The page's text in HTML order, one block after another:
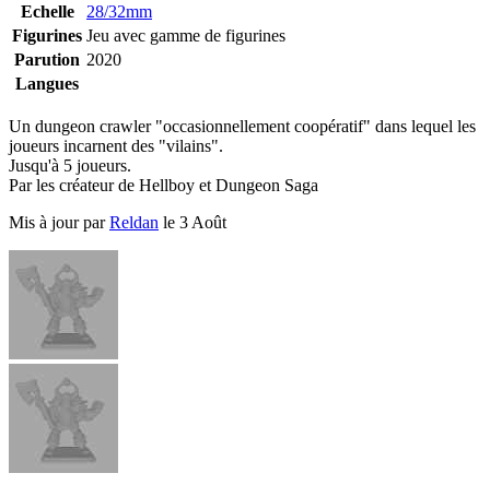
Echelle
28/32mm
Figurines Jeu avec gamme de figurines
Parution 2020
Langues
Un dungeon crawler "occasionnellement coopératif" dans lequel les
joueurs incarnent des "vilains".
Jusqu'à 5 joueurs.
Par les créateur de Hellboy et Dungeon Saga
Mis à jour parReldan le 3 Août